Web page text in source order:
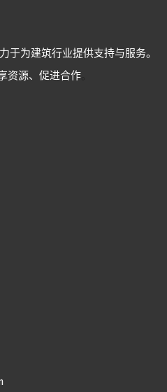
于为建筑行业提供支持与服务。
资源、促进合作